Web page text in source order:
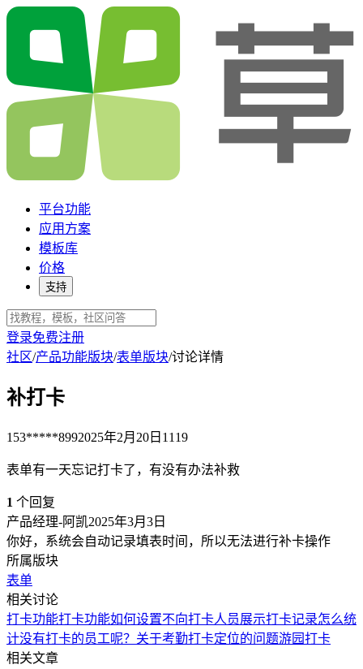
平台功能
应用方案
模板库
价格
支持
登录免费注册
社区/产品功能版块/表单版块/讨论详情
补打卡
153*****8992025年2月20日 1119
表单有一天忘记打卡了，有没有办法补救
1 个回复
产品经理-阿凯2025年3月3日
你好，系统会自动记录填表时间，所以无法进行补卡操作
所属版块
表单
相关讨论
打卡功能打卡功能如何设置不向打卡人员展示打卡记录怎么统
计没有打卡的员工呢？ 关于考勤打卡定位的问题游园打卡
相关文章